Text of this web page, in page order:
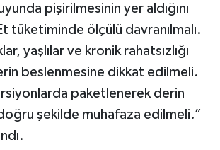
pişirilmesinin yer aldığını
tüketiminde ölçülü davranılmalı.
yaşlılar ve kronik rahatsızlığı
beslenmesine dikkat edilmeli.
paketlenerek derin
şekilde muhafaza edilmeli.”